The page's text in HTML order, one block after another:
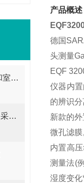
RAD7测氡仪可以准确测量室内和室外的氡浓度
SRM3006选频电磁辐射分析仪是采用选频技术设计的
产品概述
德国
头测量
EQF
仪器内
的辨识
新款的
微孔滤
内置高
测量法(
湿度变